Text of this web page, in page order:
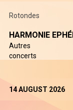
Rotondes
HARMONIE
Autres
concerts
14 AUGUST 2026